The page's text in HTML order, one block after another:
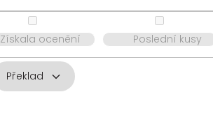
Získala ocenění Poslední kusy
Překlad